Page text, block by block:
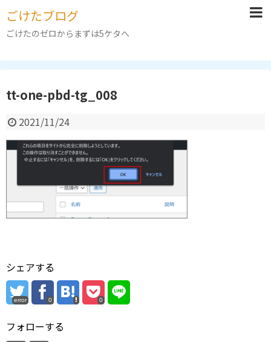
ごけたブログ
ごけたのゼロからまずは5ケタへ
tt-one-pbd-tg_008
2021/11/24
シェアする
error 0 0
フォローする